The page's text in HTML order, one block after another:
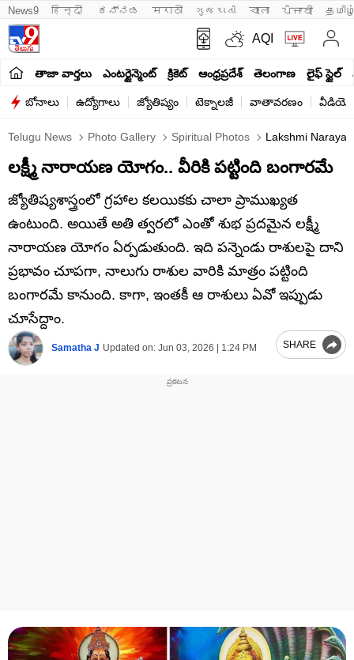
News9 हिन्दी ಕನ್ನಡ मराठी ગુજરાતી বাংলা ਪੰਜਾਬੀ
AQI
తాజా వార్తలు ఎంటర్టైన్మెంట్ క్రికెట్ ఆంధ్రప్రదేశ్ తెలంగాణ లైఫ్ స్టైల్
బోనాలు ఉద్యోగాలు జ్యోతిష్యం టెక్నాలజీ వాతావరణం
Telugu News Photo Gallery Spiritual Photos Lakshmi
లక్ష్మీ నారాయణ యోగం.. వీరికి పట్టింది బంగారమే
జ్యోతిష్యశాస్త్రంలో గ్రహాల కలయికకు చాలా ప్రాముఖ్యత
ఉంటుంది. అయితే అతి త్వరలో ఎంతో శుభ ప్రదమైన లక్ష్మీ
నారాయణ యోగం ఏర్పడుతుంది. ఇది పన్నెండు రాశులపై దాని
ప్రభావం చూపగా, నాలుగు రాశుల వారికి మాత్రం పట్టింది
బంగారమే కానుంది. కాగా, ఇంతకీ ఆ రాశులు ఏవో ఇప్పుడు
చూసేద్దాం.
Samatha J Updated on: Jun 03, 2026 | 1:24 PM SHARE